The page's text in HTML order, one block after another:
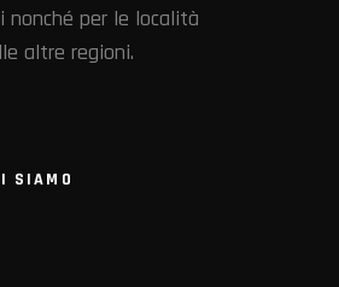
nonché per le località
altre regioni.
SIAMO